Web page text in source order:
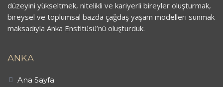
düzeyini yükseltmek, nitelikli ve kariyerli bireyler oluşturmak,
bireysel ve toplumsal bazda çağdaş yaşam modelleri sunmak
maksadıyla Anka Enstitüsü’nü oluşturduk.
ANKA
Ana Sayfa